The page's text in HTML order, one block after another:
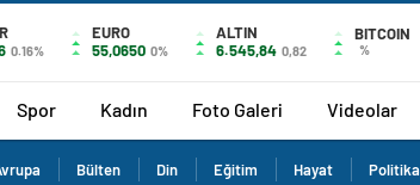
0.16%
EURO
55,0650 0%
ALTIN
6.545,84 0,82
BITCOIN
%
Spor Kadın Foto Galeri Videolar
Bülten Din Eğitim Hayat Politika